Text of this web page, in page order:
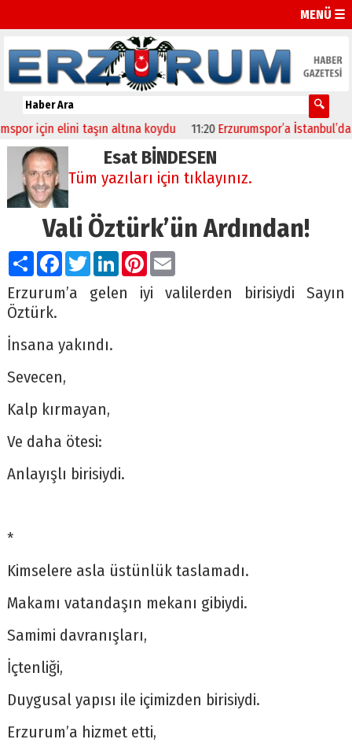
MENÜ ☰
için elini taşın altına koydu 11:20 Erzurumspor’a İstanbul’da
Esat BİNDESEN
Tüm yazıları için tıklayınız.
Vali Öztürk’ün Ardından!
PaylaşFacebook
TwitterLinkedIn
Pinterest
Email
Erzurum’a gelen iyi valilerden birisiydi Sayın
Öztürk.
İnsana yakındı.
Sevecen,
Kalp kırmayan,
Ve daha ötesi:
Anlayışlı birisiydi.
*
Kimselere asla üstünlük taslamadı.
Makamı vatandaşın mekanı gibiydi.
Samimi davranışları,
İçtenliği,
Duygusal yapısı ile içimizden birisiydi.
Erzurum’a hizmet etti,